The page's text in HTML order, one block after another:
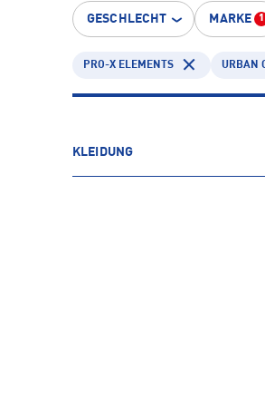
GESCHLECHT MARKE 1
PRO-X ELEMENTS URBAN
KLEIDUNG